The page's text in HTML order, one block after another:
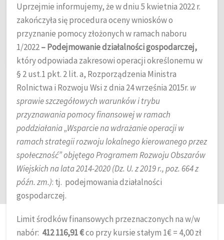
Uprzejmie informujemy, że w dniu 5 kwietnia 2022 r.
zakończyła się procedura oceny wniosków o
przyznanie pomocy złożonych w ramach naboru
1/2022– Podejmowanie działalności gospodarczej,
który odpowiada zakresowi operacji określonemu w
§ 2 ust.1 pkt. 2 lit. a, Rozporządzenia Ministra
Rolnictwa i Rozwoju Wsi z dnia 24 września 2015r. w
sprawie szczegółowych warunków i trybu
przyznawania pomocy finansowej w ramach
poddziałania „Wsparcie na wdrażanie operacji w
ramach strategii rozwoju lokalnego kierowanego przez
społeczność” objętego Programem Rozwoju Obszarów
Wiejskich na lata 2014-2020 (Dz. U. z 2019 r., poz. 664 z
późn. zm.): tj. podejmowania działalności
gospodarczej.
Limit środków finansowych przeznaczonych na w/w
nabór: 412 116,91 €co przy kursie stałym 1€ = 4,00 zł